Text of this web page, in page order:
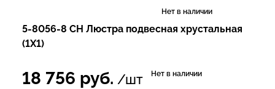
Нет в наличии
5-8056-8 CH Люстра подвесная хрустальная
(1Х1)
18 756 руб. /шт Нет в наличии